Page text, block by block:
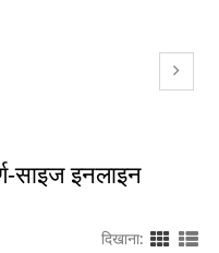
साइज इनलाइन
दिखाना: